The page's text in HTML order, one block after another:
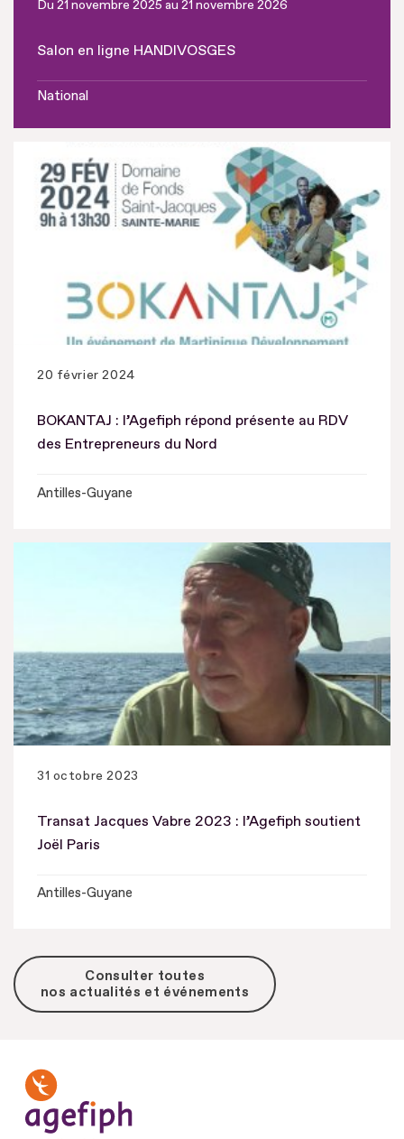
Du 21 novembre 2025 au 21 novembre 2026
Salon en ligne HANDIVOSGES
National
20 février 2024
BOKANTAJ : l’Agefiph répond présente au RDV
des Entrepreneurs du Nord
Antilles-Guyane
31 octobre 2023
Transat Jacques Vabre 2023 : l’Agefiph soutient
Joël Paris
Antilles-Guyane
Consulter toutes
nos actualités et événements